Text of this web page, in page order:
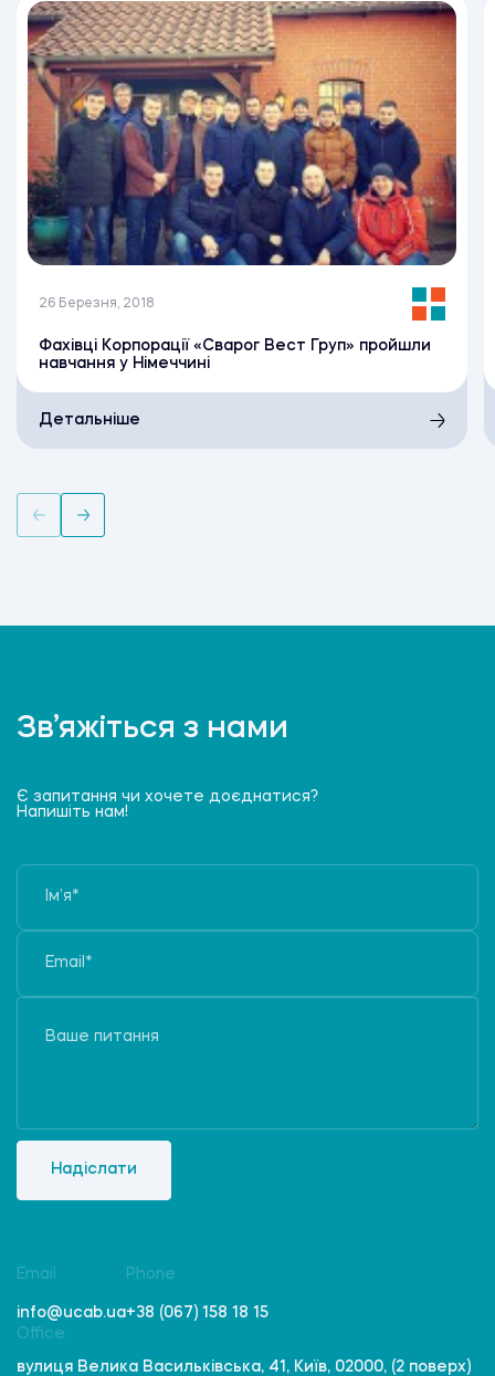
26 Березня, 2018
Фахівці Корпорації «Сварог Вест Груп» пройшли
навчання у Німеччині
Детальніше
Зв’яжіться з нами
Є запитання чи хочете доєднатися?
Напишіть нам!
Надіслати
Email
info@ucab.ua
Phone
+38 (067) 158 18 15
Office
вулиця Велика Васильківська, 41, Київ, 02000, (2 поверх)